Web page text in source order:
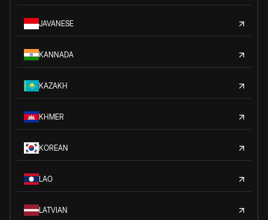
JAVANESE
KANNADA
KAZAKH
KHMER
KOREAN
LAO
LATVIAN